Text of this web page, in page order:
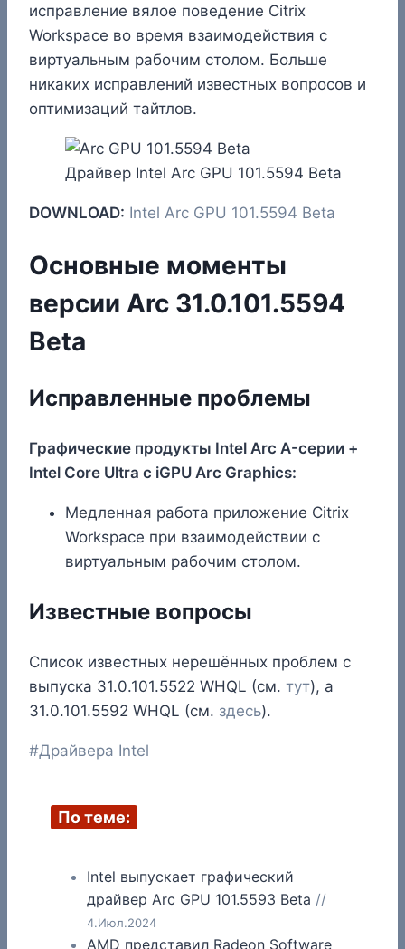
исправление вялое поведение Citrix
Workspace во время взаимодействия с
виртуальным рабочим столом. Больше
никаких исправлений известных вопросов и
оптимизаций тайтлов.
Драйвер Intel Arc GPU 101.5594 Beta
DOWNLOAD: Intel Arc GPU 101.5594 Beta
Основные моменты
версии Arc 31.0.101.5594
Beta
Исправленные проблемы
Графические продукты Intel Arc A-серии +
Intel Core Ultra с iGPU Arc Graphics:
Медленная работа приложение Citrix
Workspace при взаимодействии с
виртуальным рабочим столом.
Известные вопросы
Список известных нерешённых проблем с
выпуска 31.0.101.5522 WHQL (см. тут), а
31.0.101.5592 WHQL (см. здесь).
Метки
#Драйвера Intel
По теме:
Intel выпускает графический
драйвер Arc GPU 101.5593 Beta //
4.Июл.2024
AMD представил Radeon Software